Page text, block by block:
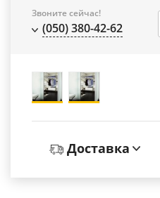
Звоните сейчас!
(050) 380-42-62
Доставка